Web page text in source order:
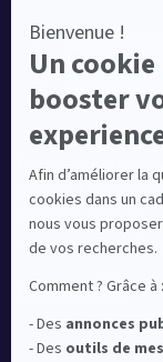
Equipementier
10 ans,
Capital dans
commerce en
En savoir plus